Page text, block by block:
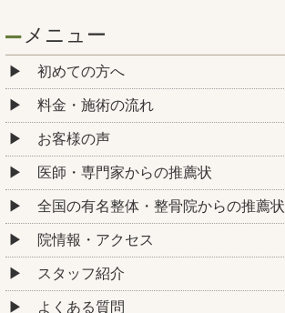
メニュー
初めての方へ
料金・施術の流れ
お客様の声
医師・専門家からの推薦状
全国の有名整体・整骨院からの推薦状
院情報・アクセス
スタッフ紹介
よくある質問